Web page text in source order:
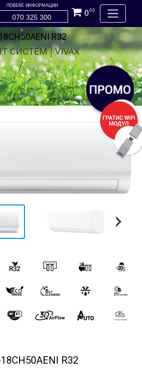
ПОВЕЌЕ ИНФОРМАЦИИ
070 325 300 000
R32
СИСТЕМ VIVAX
Next
R32